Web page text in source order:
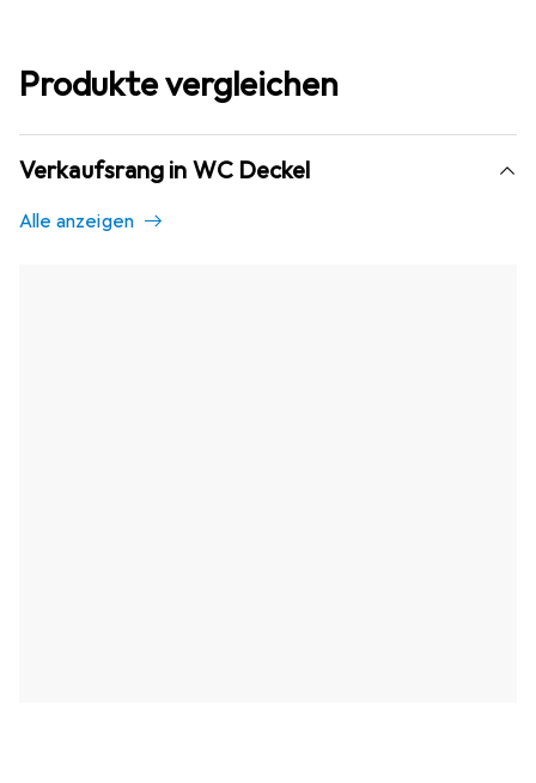
Produkte vergleichen
Verkaufsrang in WC Deckel
Alle anzeigen